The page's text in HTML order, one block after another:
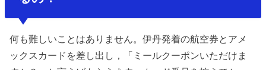
何も難しいことはありません。伊丹発着の航空券とアメ
ックスカードを差し出し，「ミールクーポンいただけま